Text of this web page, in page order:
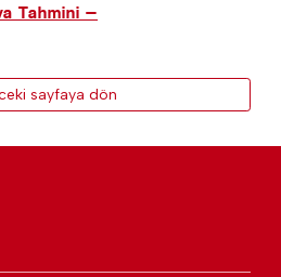
Tahmini —
sayfaya dön